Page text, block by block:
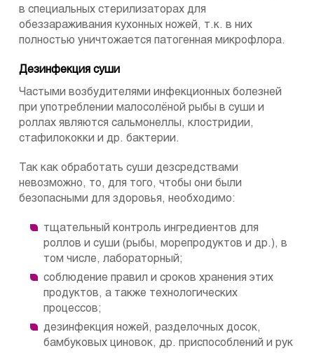
в специальных стерилизаторах для
обеззараживания кухонных ножей, т.к. в них
полностью уничтожается патогенная микрофлора.
Дезинфекция суши
Частыми возбудителями инфекционных болезней
при употреблении малосолёной рыбы в суши и
роллах являются сальмонеллы, клостридии,
стафилококки и др. бактерии.
Так как обработать суши дезсредствами
невозможно, то, для того, чтобы они были
безопасными для здоровья, необходимо:
тщательный контроль ингредиентов для
роллов и суши (рыбы, морепродуктов и др.), в
том числе, лабораторный;
соблюдение правил и сроков хранения этих
продуктов, а также технологических
процессов;
дезинфекция ножей, разделочных досок,
бамбуковых циновок, др. приспособлений и рук